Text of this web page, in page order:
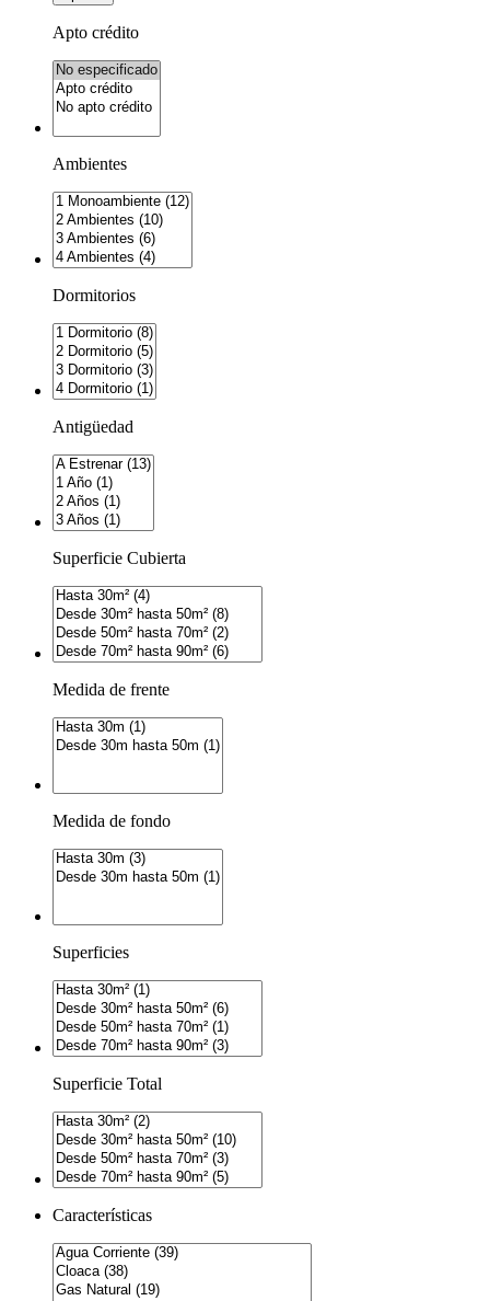
Apto crédito
Ambientes
Dormitorios
Antigüedad
Superficie Cubierta
Medida de frente
Medida de fondo
Superficies
Superficie Total
Características